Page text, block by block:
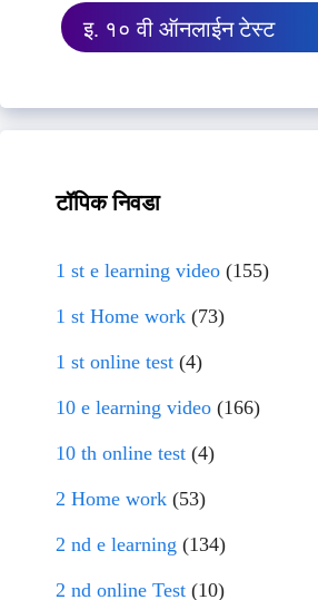
इ. १० वी ऑनलाईन टेस्ट
टॉपिक निवडा
1 st e learning video (155)
1 st Home work (73)
1 st online test (4)
10 e learning video (166)
10 th online test (4)
2 Home work (53)
2 nd e learning (134)
2 nd online Test (10)